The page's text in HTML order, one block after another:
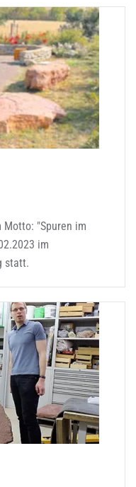
Motto: "Spuren im
im
statt.